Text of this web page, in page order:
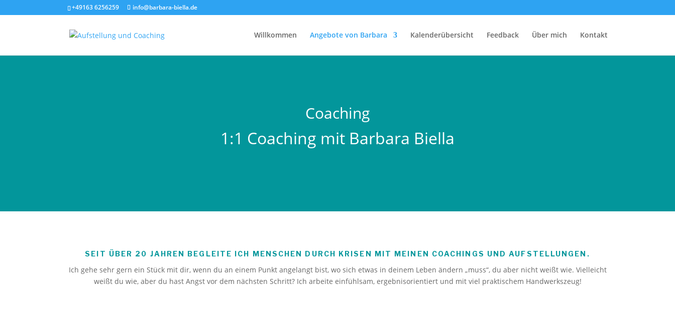
+49163 6256259 info@barbara-biella.de
Willkommen Angebote von Barbara Kalenderübersicht Feedback Über mich Kontakt
Coaching
1:1 Coaching mit Barbara Biella
SEIT ÜBER 20 JAHREN BEGLEITE ICH MENSCHEN DURCH KRISEN MIT MEINEN COACHINGS UND AUFSTELLUNGEN.
Ich gehe sehr gern ein Stück mit dir, wenn du an einem Punkt angelangt bist, wo sich etwas in deinem Leben ändern „muss“, du aber nicht weißt wie. Vielleicht
weißt du wie, aber du hast Angst vor dem nächsten Schritt? Ich arbeite einfühlsam, ergebnisorientiert und mit viel praktischem Handwerkszeug!